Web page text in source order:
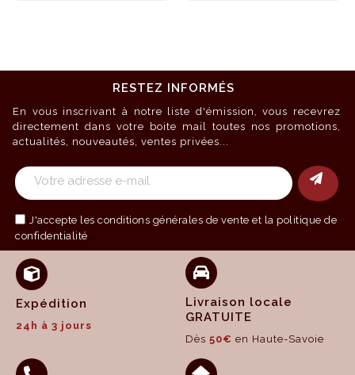
RESTEZ INFORMÉS
En vous inscrivant à notre liste d'émission, vous recevrez
directement dans votre boite mail toutes nos promotions,
actualités, nouveautés, ventes privées...
J'accepte les conditions générales de vente et la politique de
confidentialité
Expédition
24h à 3 jours
Livraison locale
GRATUITE
Dès 50€ en Haute-Savoie